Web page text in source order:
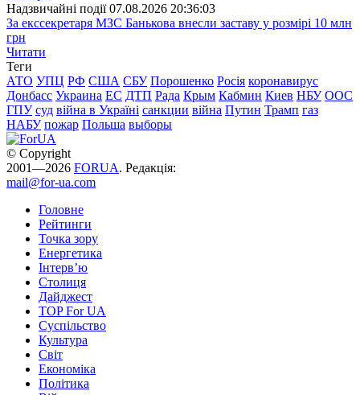
Надзвичайні події 07.08.2026 20:36:03
За екссекретаря МЗС Банькова внесли заставу у розмірі 10 млн
грн
Читати
Теги
АТО УПЦ РФ США СБУ Порошенко Росія коронавирус
Донбасс Украина ЕС ДТП Рада Крым Кабмин Киев НБУ ООС
ГПУ суд війна в Україні санкции війна Путин Трамп газ
НАБУ пожар Польша выборы
© Copyright
2001—2026 FORUA. Редакція:
mail@for-ua.com
Головне
Рейтинги
Точка зору
Енергетика
Інтерв’ю
Столиця
Дайджест
TOP For UA
Суспiльство
Культура
Світ
Економіка
Політика